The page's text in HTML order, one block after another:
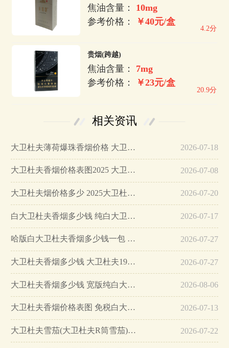
焦油含量： 10mg
参考价格：
￥40元/盒
4.2分
贵烟(跨越)
焦油含量： 7mg
参考价格：
￥23元/盒
20.9分
相关资讯
大卫杜夫薄荷爆珠香烟价格 大卫杜夫薄荷多少钱… 2026-07-18
大卫杜夫香烟价格表图2025 大卫杜夫香烟好抽吗… 2026-07-08
大卫杜夫烟价格多少 2025大卫杜夫烟价格表图… 2026-07-20
白大卫杜夫香烟多少钱 纯白大卫杜夫香烟价格10元/包… 2026-07-17
哈版白大卫杜夫香烟多少钱一包 大卫杜夫1mg价格16元/包… 2026-07-27
大卫杜夫香烟多少钱 大卫杜夫1926香烟价格80元/包… 2026-07-27
大卫杜夫香烟多少钱 宽版纯白大卫杜夫香烟价格36元/包… 2026-08-06
大卫杜夫香烟价格表图 免税白大卫杜夫香烟多少钱(15元)… 2026-07-13
大卫杜夫雪茄(大卫杜夫R筒雪茄)价格表图 大卫杜夫R筒雪茄多少钱… 2026-07-22